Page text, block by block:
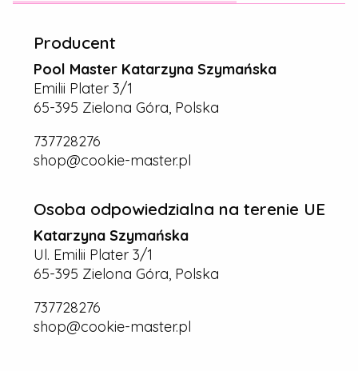
Producent
Pool Master Katarzyna Szymańska
Emilii Plater 3/1
65-395 Zielona Góra, Polska
737728276
shop@cookie-master.pl
Osoba odpowiedzialna na terenie UE
Katarzyna Szymańska
Ul. Emilii Plater 3/1
65-395 Zielona Góra, Polska
737728276
shop@cookie-master.pl